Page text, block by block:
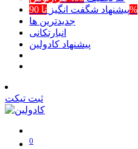
پیشنهاد شگفت انگیزتا 90%
جدیدترین ها
انبارتکانی
پیشنهاد کادولین
ثبت تیکت
0